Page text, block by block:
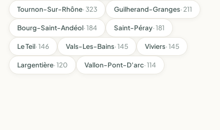
Tournon-Sur-Rhône· 323 Guilherand-Granges· 211
Bourg-Saint-Andéol· 184 Saint-Péray· 181
Le Teil· 146 Vals-Les-Bains· 145 Viviers· 145
Largentière· 120 Vallon-Pont-D'arc· 114